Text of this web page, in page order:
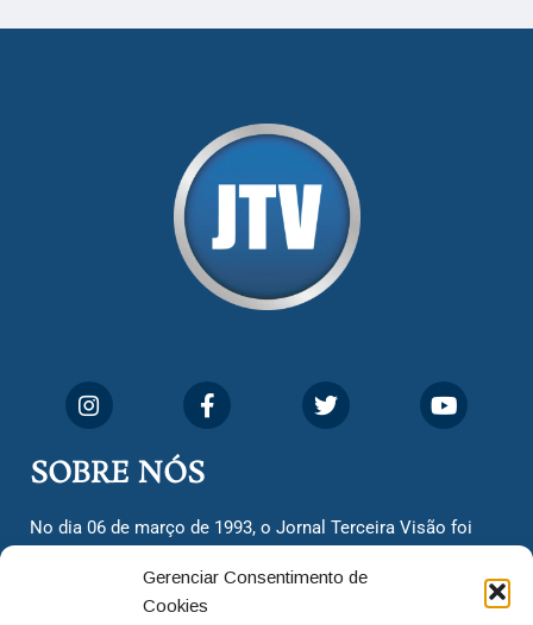
Gerenciar Consentimento de
Cookies
SOBRE NÓS
No dia 06 de março de 1993, o Jornal Terceira Visão foi
cidadãos valinhenses, já que naquela época só existiam
dois jornais. Há mais de 30 anos, o jornal continua